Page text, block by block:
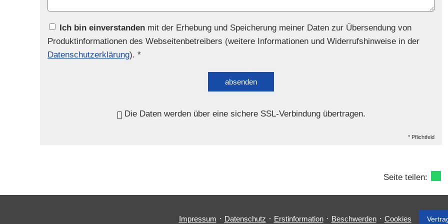
Ich bin einverstanden mit der Erhebung und Speicherung meiner Daten zur Übersendung von
Produktinformationen des Webseitenbetreibers (weitere Informationen und Widerrufshinweise in der
Datenschutzerklärung). *
absenden
Die Daten werden über eine sichere SSL-Verbindung übertragen.
* Pflichtfeld
Seite teilen:
Impressum · Datenschutz · Erstinformation· Beschwerden· Cookies